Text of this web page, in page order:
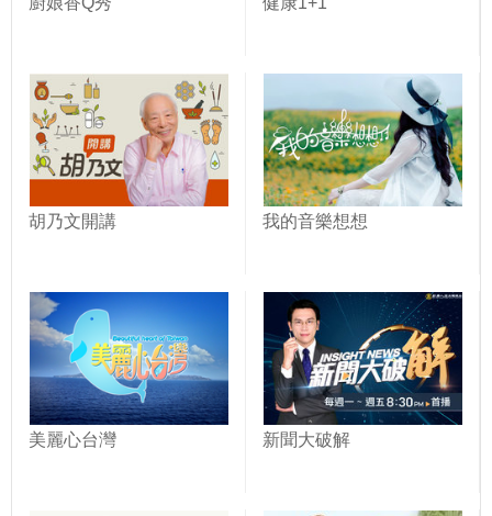
胡乃文開講 我的音樂想想
美麗心台灣 新聞大破解